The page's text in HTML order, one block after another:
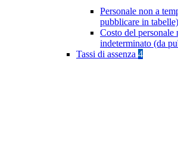
Personale non a
pubblicare in tabelle)
Costo del personale
indeterminato (da
Tassi di assenza 4